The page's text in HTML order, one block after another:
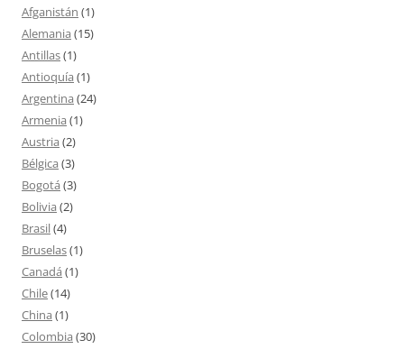
Afganistán (1)
Alemania (15)
Antillas(1)
Antioquía (1)
Argentina (24)
Armenia (1)
Austria (2)
Bélgica (3)
Bogotá (3)
Bolivia (2)
Brasil(4)
Bruselas(1)
Canadá (1)
Chile(14)
China (1)
Colombia (30)